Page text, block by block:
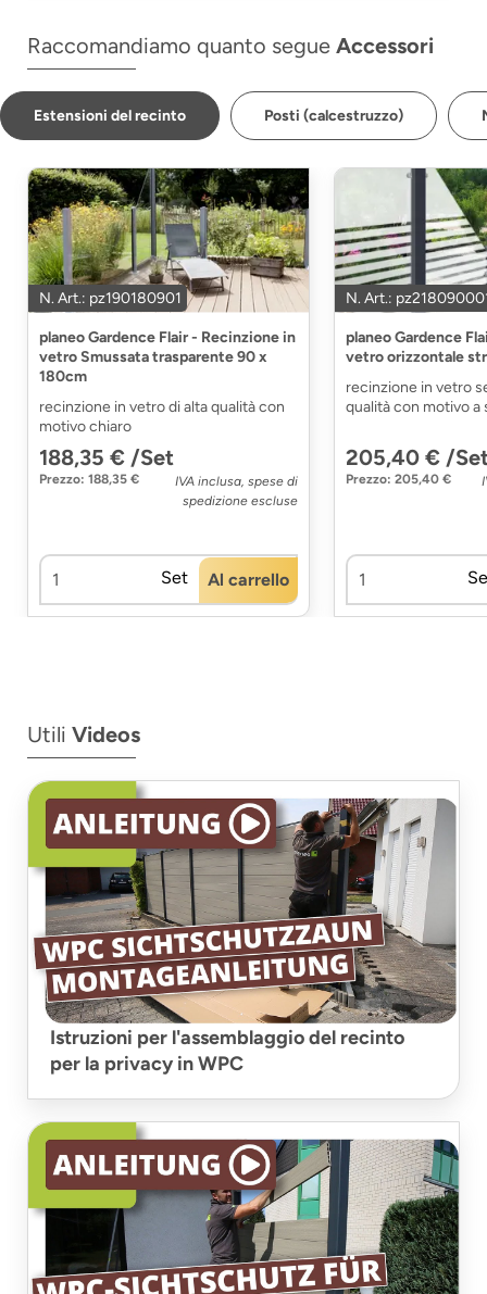
Raccomandiamo quanto segue Accessori
Estensioni del recinto Posti (calcestruzzo)
N. Art.: pz190180901
planeo Gardence Flair - Recinzione in
vetro Smussata trasparente 90 x
180cm
recinzione in vetro di alta qualità con
motivo chiaro
188,35 € /Set
Prezzo: 188,35 €
IVA inclusa, spese di
spedizione escluse
Set Al carrello
N. Art.:
planeo Gardence
vetro orizzontale
recinzione in vetro
qualità con motivo a
205,40 € /
Prezzo: 205,40 €
Utili Videos
Istruzioni per l'assemblaggio del recinto
per la privacy in WPC